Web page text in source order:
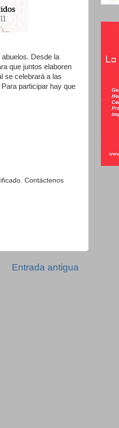
Desde la
que juntos elaboren
se celebrará a las
participar hay que
Contáctenos
Entrada antigua